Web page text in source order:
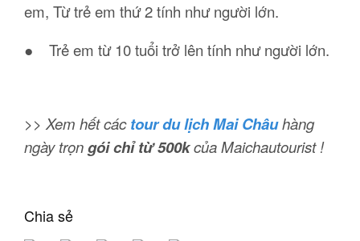
em, Từ trẻ em thứ 2 tính như người lớn.
● Trẻ em từ 10 tuổi trở lên tính như người lớn.
>> Xem hết cáctour du lịch Mai Châuhàng
ngày trọngói chỉ từ 500kcủa Maichautourist !
Chia sẻ